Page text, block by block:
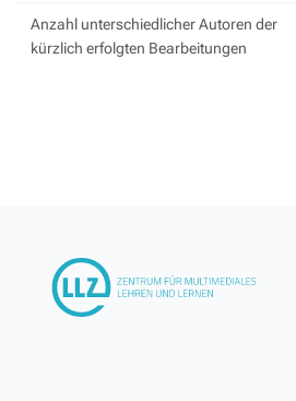
Anzahl unterschiedlicher Autoren der
kürzlich erfolgten Bearbeitungen